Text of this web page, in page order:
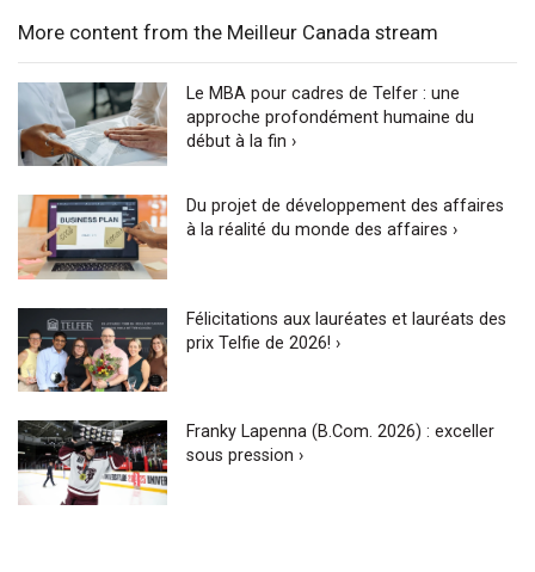
More content from the Meilleur Canada stream
Le MBA pour cadres de Telfer : une
approche profondément humaine du
début à la fin ›
Du projet de développement des affaires
à la réalité du monde des affaires ›
Félicitations aux lauréates et lauréats des
prix Telfie de 2026! ›
Franky Lapenna (B.Com. 2026) : exceller
sous pression ›